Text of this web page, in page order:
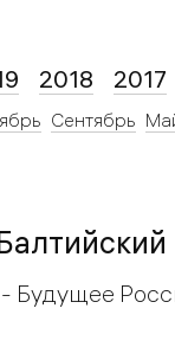
2018 2017
Сентябрь
Будущее